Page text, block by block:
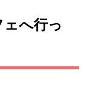
へ行っ